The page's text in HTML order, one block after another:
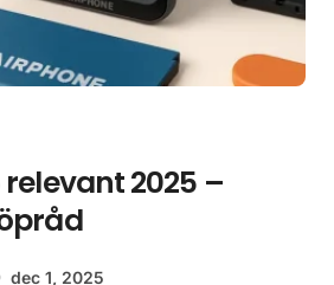
2025 –
dec 1, 2025